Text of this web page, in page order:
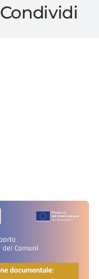
Condividi